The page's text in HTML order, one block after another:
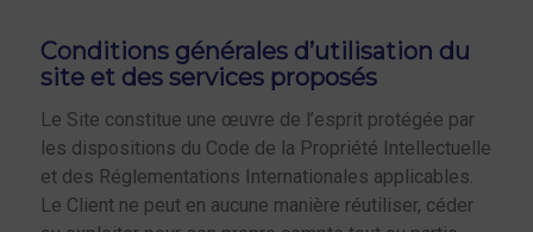
Conditions générales d’utilisation du
site et des services proposés
Le Site constitue une œuvre de l’esprit protégée par
les dispositions du Code de la Propriété Intellectuelle
et des Réglementations Internationales applicables.
Le Client ne peut en aucune manière réutiliser, céder